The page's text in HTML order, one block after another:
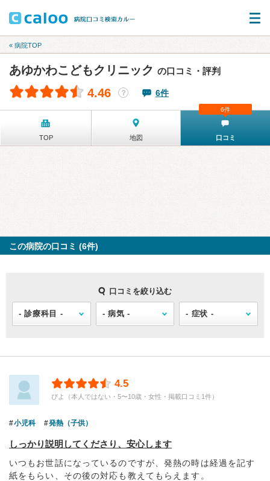
« 病院TOP
あゆかわこどもクリニック の口コミ・評判
4.46 ？ 6件
TOP 地図 口コミ
6件
この病院の口コミ (6件)
口コミを絞り込む
4.5
ぴよ（本人ではない・5〜10歳・女性・掲載口コミ1件）
小児科 発熱（子供）
しっかり説明してくださり、安心します
いつもお世話になっているのですが、発熱の時は経過を記す
紙をもらい、その後の対応も教えてもらえます。